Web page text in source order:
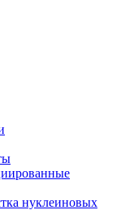
нуклеиновых